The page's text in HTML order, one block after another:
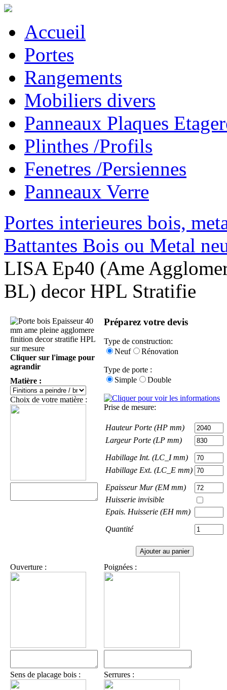
Accueil
Portes
Rangements
Mobiliers divers
Panneaux Plaques
Plinthes /Profils
Fenetres /Persiennes
Panneaux Verre
Portes interieures bois,
Battantes Bois ou Metal
LISA Ep40 (Ame
BL) decor HPL Stratifie
Cliquer sur l'image pour
agrandir
Matière :
Choix de votre matière :
Préparez votre devis
Type de construction:
Neuf
Rénovation
Type de porte :
Simple
Double
Prise de mesure:
Hauteur Porte (HP mm)
Largeur Porte (LP mm)
Habillage Int. (LC_I mm)
Habillage Ext. (LC_E mm)
Epaisseur Mur (EM mm)
Huisserie invisible
Epais. Huisserie (EH mm)
Quantité
Ouverture :
Sens de placage bois :
Poignées :
Serrures :